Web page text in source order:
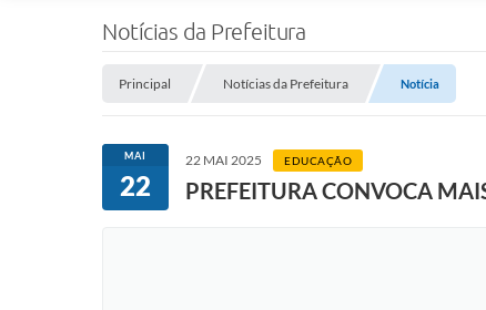
Notícias da Prefeitura
Principal Notícias da Prefeitura Notícia
MAI
22
22 MAI 2025 EDUCAÇÃO
PREFEITURA CONVOCA